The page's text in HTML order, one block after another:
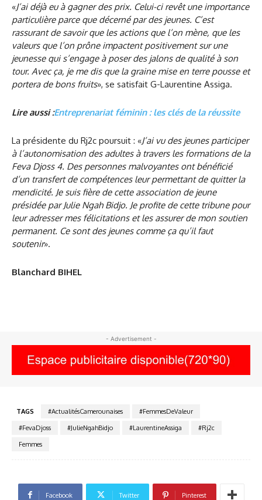
«J’ai déjà eu à gagner des prix. Celui-ci revêt une importance
particulière parce que décerné par des jeunes. C’est
rassurant de savoir que les actions que l’on mène, que les
valeurs que l’on prône impactent positivement sur une
jeunesse qui s’engage à poser des jalons de qualité à son
tour. Avec ça, je me dis que la graine mise en terre pousse et
portera de bons fruits», se satisfait G-Laurentine Assiga.
Lire aussi :Entreprenariat féminin : les clés de la réussite
La présidente du Rj2c poursuit : «J’ai vu des jeunes participer
à l’autonomisation des adultes à travers les formations de la
Feva Djoss 4. Des personnes malvoyantes ont bénéficié
d’un transfert de compétences leur permettant de quitter la
mendicité. Je suis fière de cette association de jeune
présidée par Julie Ngah Bidjo. Je profite de cette tribune pour
leur adresser mes félicitations et les assurer de mon soutien
permanent. Ce sont des jeunes comme ça qu’il faut
soutenir».
Blanchard BIHEL
- Advertisement -
TAGS #ActualitésCamerounaises
#FemmesDeValeur
#FevaDjoss
#JulieNgahBidjo #LaurentineAssiga
#Rj2c
Femmes
Facebook Twitter Pinterest